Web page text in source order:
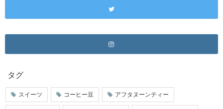
タグ
スイーツ コーヒー豆 アフタヌーンティー